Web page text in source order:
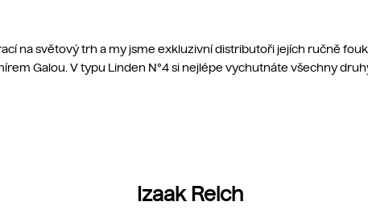
na světový trh a my jsme exkluzivní distributoři jejích ručně
Galou. V typu Linden N°4 si nejlépe vychutnáte všechny
Izaak Reich